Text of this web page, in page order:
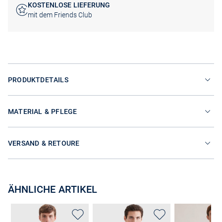
KOSTENLOSE LIEFERUNG
mit dem Friends Club
PRODUKTDETAILS
MATERIAL & PFLEGE
VERSAND & RETOURE
ÄHNLICHE ARTIKEL